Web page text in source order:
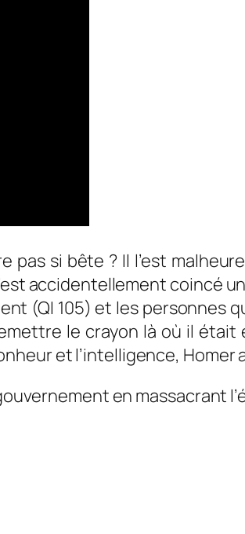
pas si bête ? Il l’est
accidentellement coincé
(QI 105) et les personnes
le crayon là où il était
et l’intelligence, Homer
en massacrant